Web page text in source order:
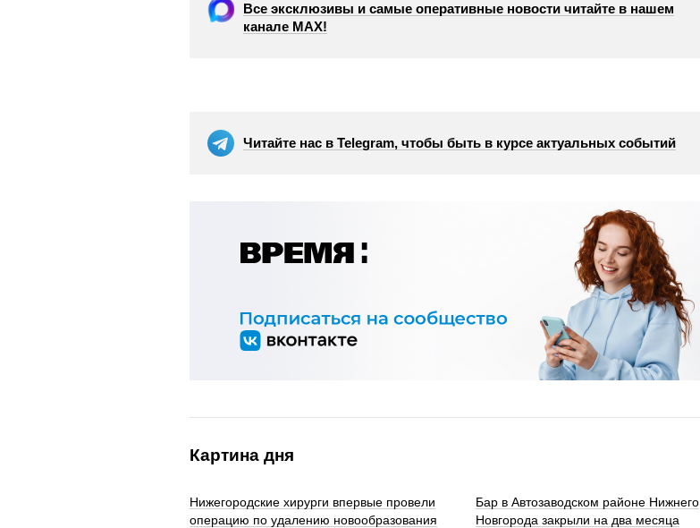
Все эксклюзивы и самые оперативные новости читайте в нашем
канале МАХ!
Читайте нас в Telegram, чтобы быть в курсе актуальных событий
Картина дня
Нижегородские хирурги впервые провели
операцию по удалению новообразования
Бар в Автозаводском районе Нижнего
Новгорода закрыли на два месяца